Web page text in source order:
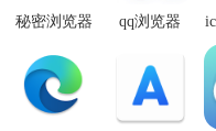
秘密浏览器
手机版
qq浏览器
爽版
v15.5.5.5039
手机纯净精